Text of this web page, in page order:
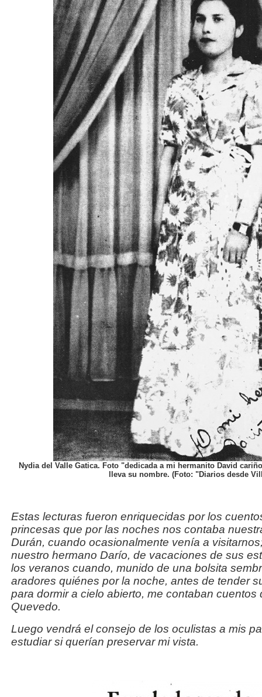
Nydia del Valle Gatica. Foto "dedicada a mi hermanito David
lleva su nombre. (Foto: "Diarios desde
Estas lecturas fueron enriquecidas por los
princesas que por las noches nos contaba
Durán, cuando ocasionalmente venía a
nuestro hermano Darío, de vacaciones de sus
los veranos cuando, munido de una bolsita
aradores quiénes por la noche, antes de tender
para dormir a cielo abierto, me contaban
Quevedo.
Luego vendrá el consejo de los oculistas a mis
estudiar si querían preservar mi vista.